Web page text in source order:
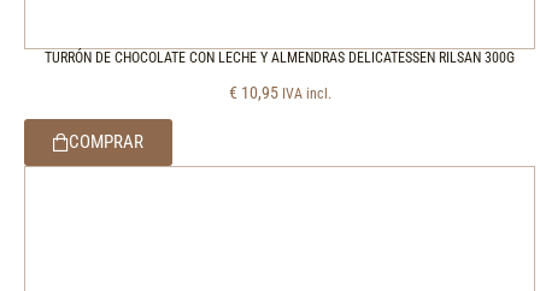
TURRÓN DE CHOCOLATE CON LECHE Y ALMENDRAS DELICATESSEN RILSAN 300G
€ 10,95 IVA incl.
COMPRAR